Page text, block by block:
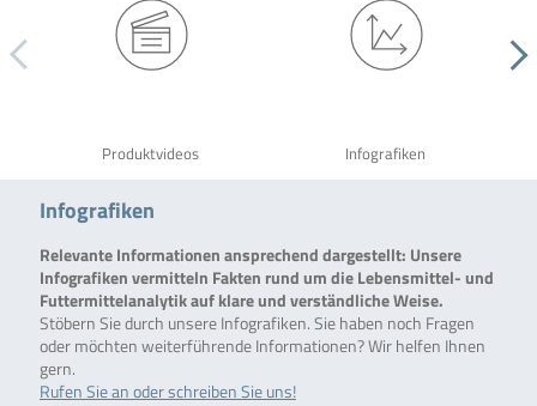
Produktvideos Infografiken
Infografiken
Relevante Informationen ansprechend dargestellt: Unsere
Infografiken vermitteln Fakten rund um die Lebensmittel- und
Futtermittelanalytik auf klare und verständliche Weise.
Stöbern Sie durch unsere Infografiken. Sie haben noch Fragen
oder möchten weiterführende Informationen? Wir helfen Ihnen
gern.
Rufen Sie an oder schreiben Sie uns!